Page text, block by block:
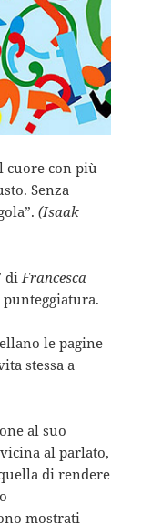
cuore con più
Senza
(Isaak
di Francesca
le pagine
stessa a
al suo
al parlato,
di rendere
mostrati